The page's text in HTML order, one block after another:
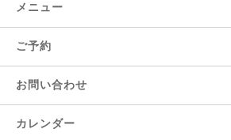
メニュー
ご予約
お問い合わせ
カレンダー